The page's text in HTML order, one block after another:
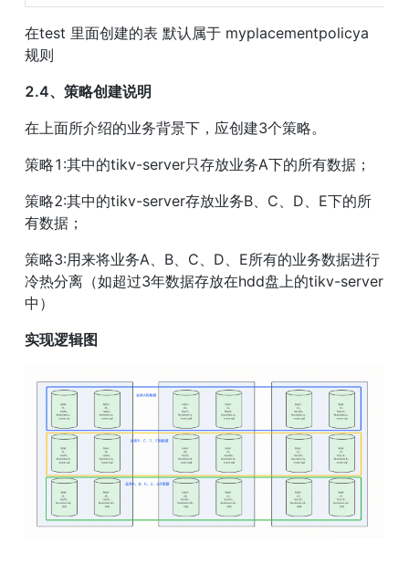
在test 里面创建的表 默认属于 myplacementpolicya
规则
2.4、策略创建说明
在上面所介绍的业务背景下，应创建3个策略。
策略1:其中的tikv-server只存放业务A下的所有数据；
策略2:其中的tikv-server存放业务B、C、D、E下的所
有数据；
策略3:用来将业务A、B、C、D、E所有的业务数据进行
冷热分离（如超过3年数据存放在hdd盘上的tikv-server
中）
实现逻辑图